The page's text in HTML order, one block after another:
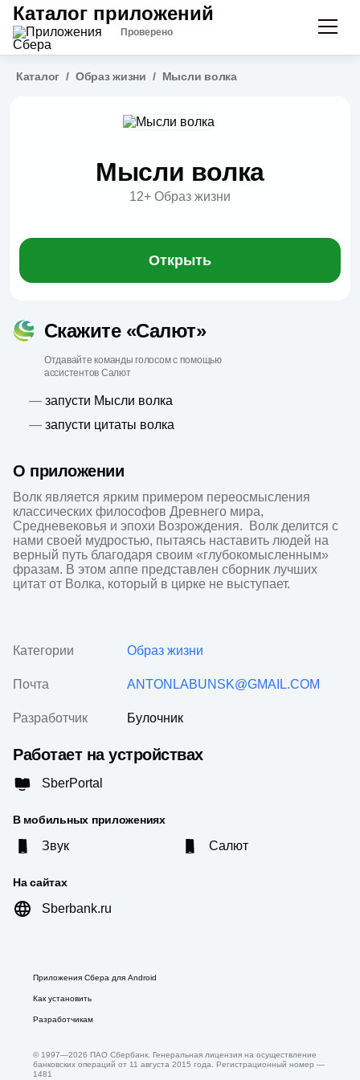
Каталог приложений
Проверено
Каталог / Образ жизни / Мысли волка
Мысли волка
12+ Образ жизни
Открыть
Скажите «Салют»
Отдавайте команды голосом с помощью
ассистентов Салют
— запусти Мысли волка
— запусти цитаты волка
О приложении
Волк является ярким примером переосмысления
классических философов Древнего мира,
Средневековья и эпохи Возрождения.  Волк делится с
нами своей мудростью, пытаясь наставить людей на
верный путь благодаря своим «глубокомысленным»
фразам. В этом аппе представлен сборник лучших
цитат от Волка, который в цирке не выступает.
Категории Образ жизни
Почта ANTONLABUNSK@GMAIL.COM
Разработчик Булочник
Работает на устройствах
SberPortal
В мобильных приложениях
Звук Салют
На сайтах
Sberbank.ru
Приложения Сбера для Android
Как установить
Разработчикам
© 1997—2026 ПАО Сбербанк. Генеральная лицензия на осуществление
банковских операций от 11 августа 2015 года. Регистрационный номер —
1481